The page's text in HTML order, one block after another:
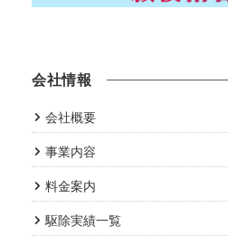
会社情報
会社概要
事業内容
料金案内
駆除実績一覧